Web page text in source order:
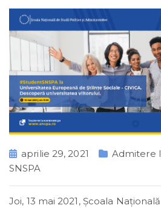
aprilie 29, 2021 Admitere
SNSPA
Joi, 13 mai 2021, Școala